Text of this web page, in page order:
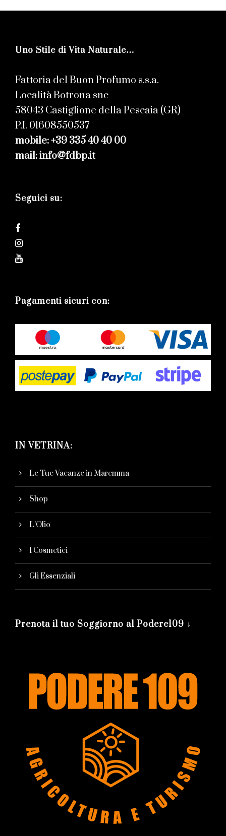
Uno Stile di Vita Naturale…
Fattoria del Buon Profumo s.s.a.
Località Botrona snc
58043 Castiglione della Pescaia (GR)
P.I. 01608550537
mobile: +39 335 40 40 00
mail: info@fdbp.it
Seguici su:
Pagamenti sicuri con:
IN VETRINA:
Le Tue Vacanze in Maremma
Shop
L’Olio
I Cosmetici
Gli Essenziali
Prenota il tuo Soggiorno al Podere109 ↓